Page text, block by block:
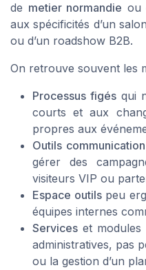
de metier normandie ou
aux spécificités d’un
ou d’un roadshow B2B.
On retrouve souvent les
Processus figés qui
courts et aux
propres aux
Outils communication
gérer des
visiteurs VIP ou
Espace outilspeu
équipes internes
Services et modules
administratives, pas
ou la gestion d’un